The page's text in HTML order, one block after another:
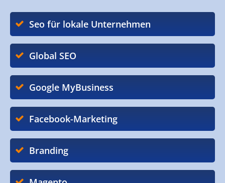
Seo für lokale Unternehmen
Global SEO
Google MyBusiness
Facebook-Marketing
Branding